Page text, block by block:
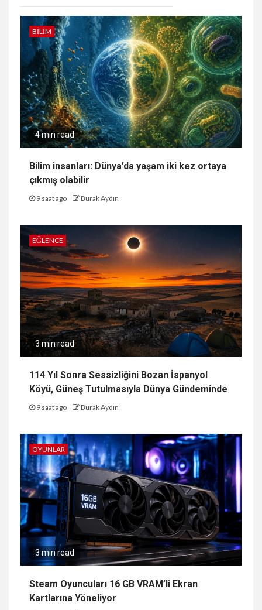
BILIM
4 min read
Bilim insanları: Dünya’da yaşam iki kez ortaya
çıkmış olabilir
9 saat ago Burak Aydın
EĞLENCE
3 min read
114 Yıl Sonra Sessizliğini Bozan İspanyol
Köyü, Güneş Tutulmasıyla Dünya Gündeminde
9 saat ago Burak Aydın
OYUNLAR
3 min read
Steam Oyuncuları 16 GB VRAM’li Ekran
Kartlarına Yöneliyor